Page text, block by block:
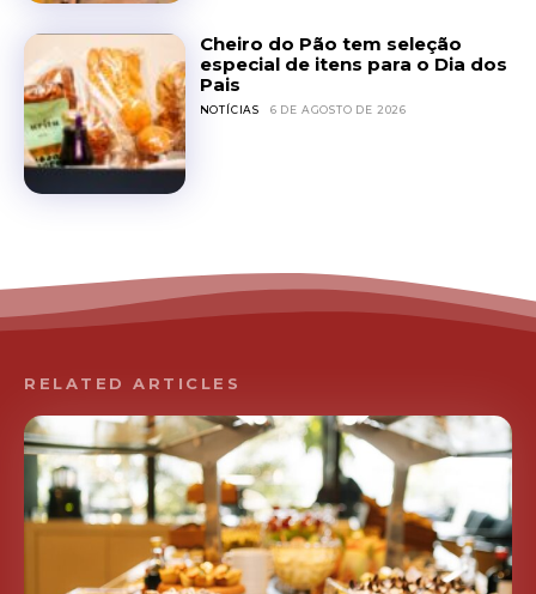
Cheiro do Pão tem seleção
especial de itens para o Dia dos
Pais
NOTÍCIAS 6 DE AGOSTO DE 2026
RELATED ARTICLES